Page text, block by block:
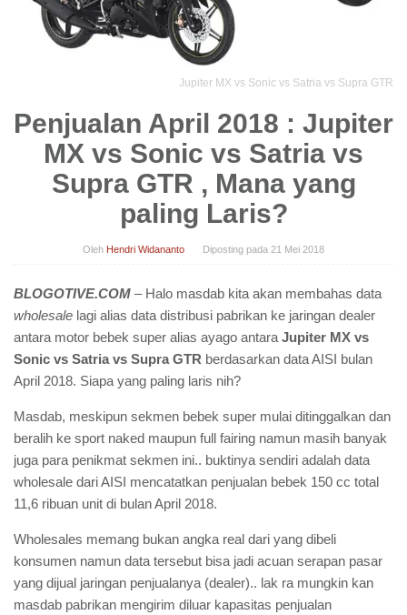
Jupiter MX vs Sonic vs Satria vs Supra GTR
Penjualan April 2018 : Jupiter
MX vs Sonic vs Satria vs
Supra GTR , Mana yang
paling Laris?
Oleh Hendri Widananto Diposting pada 21 Mei 2018
BLOGOTIVE.COM – Halo masdab kita akan membahas data
wholesale lagi alias data distribusi pabrikan ke jaringan dealer
antara motor bebek super alias ayago antara Jupiter MX vs
Sonic vs Satria vs Supra GTR berdasarkan data AISI bulan
April 2018. Siapa yang paling laris nih?
Masdab, meskipun sekmen bebek super mulai ditinggalkan dan
beralih ke sport naked maupun full fairing namun masih banyak
juga para penikmat sekmen ini.. buktinya sendiri adalah data
wholesale dari AISI mencatatkan penjualan bebek 150 cc total
11,6 ribuan unit di bulan April 2018.
Wholesales memang bukan angka real dari yang dibeli
konsumen namun data tersebut bisa jadi acuan serapan pasar
yang dijual jaringan penjualanya (dealer).. lak ra mungkin kan
masdab pabrikan mengirim diluar kapasitas penjualan